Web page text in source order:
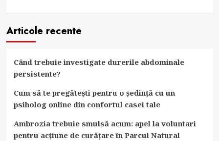
Comunicate
Gratuite
pe
Pr.1az.ro
Articole recente
Când trebuie investigate durerile abdominale
persistente?
Cum să te pregătești pentru o ședință cu un
psiholog online din confortul casei tale
Ambrozia trebuie smulsă acum: apel la voluntari
pentru acțiune de curățare în Parcul Natural